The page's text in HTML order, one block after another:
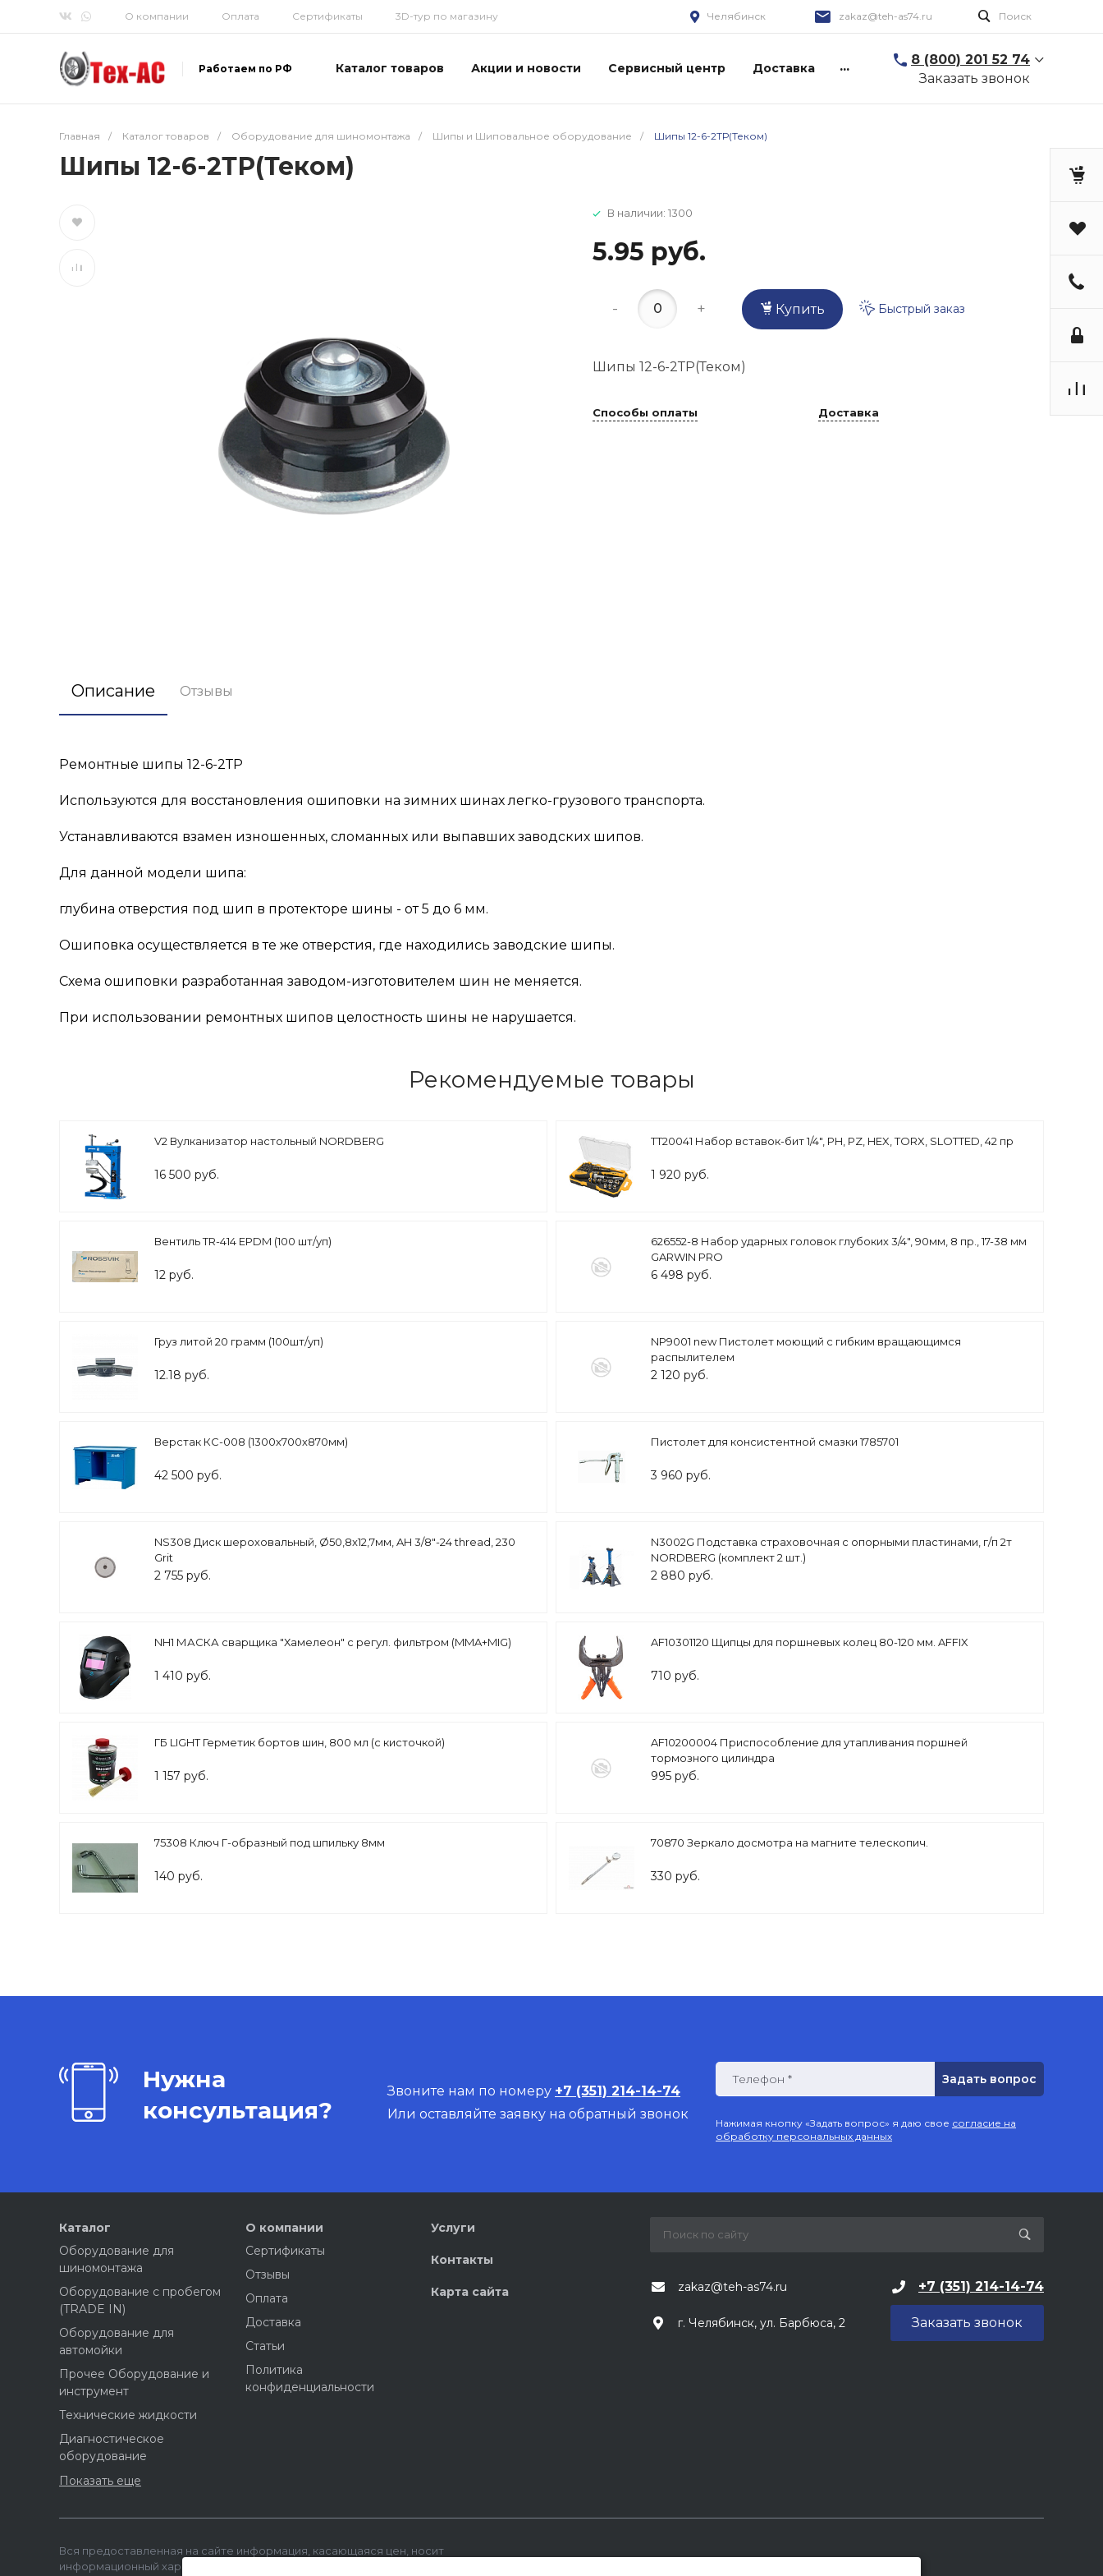
О компании Оплата Сертификаты 3D-тур по магазину Челябинск zakaz@teh-as74.ru Поиск
Работаем по РФ Каталог товаров Акции и новости Сервисный центр Доставка ...
8 (800) 201 52 74
Заказать звонок
Главная / Каталог товаров / Оборудование для шиномонтажа / Шипы и Шиповальное оборудование / Шипы 12-6-2ТР(Теком)
Шипы 12-6-2ТР(Теком)
В наличии: 1300
5.95 руб.
- + Купить Быстрый заказ
Шипы 12-6-2ТР(Теком)
Способы оплаты Доставка
Описание Отзывы
Ремонтные шипы 12-6-2ТР
Используются для восстановления ошиповки на зимних шинах легко-грузового транспорта.
Устанавливаются взамен изношенных, сломанных или выпавших заводских шипов.
Для данной модели шипа:
глубина отверстия под шип в протекторе шины - от 5 до 6 мм.
Ошиповка осуществляется в те же отверстия, где находились заводские шипы.
Схема ошиповки разработанная заводом-изготовителем шин не меняется.
При использовании ремонтных шипов целостность шины не нарушается.
Рекомендуемые товары
V2 Вулканизатор настольный NORDBERG
16 500 руб.
TT20041 Набор вставок-бит 1/4", PH, PZ, HEX, TORX, SLOTTED, 42 пр
1 920 руб.
Вентиль TR-414 EPDM (100 шт/уп)
12 руб.
626552-8 Набор ударных головок глубоких 3/4", 90мм, 8 пр., 17-38 мм
GARWIN PRO
6 498 руб.
Груз литой 20 грамм (100шт/уп)
12.18 руб.
NP9001 new Пистолет моющий с гибким вращающимся
распылителем
2 120 руб.
Верстак КС-008 (1300х700х870мм)
42 500 руб.
Пистолет для консистентной смазки 1785701
3 960 руб.
NS308 Диск шероховальный, Ø50,8x12,7мм, AH 3/8"-24 thread, 230
Grit
2 755 руб.
N3002G Подставка страховочная c опорными пластинами, г/п 2т
NORDBERG (комплект 2 шт.)
2 880 руб.
NH1 МАСКА сварщика "Хамелеон" с регул. фильтром (MMA+MIG)
1 410 руб.
AF10301120 Щипцы для поршневых колец 80-120 мм. AFFIX
710 руб.
ГБ LIGHT Герметик бортов шин, 800 мл (с кисточкой)
1 157 руб.
AF10200004 Приспособление для утапливания поршней
тормозного цилиндра
995 руб.
75308 Ключ Г-образный под шпильку 8мм
140 руб.
70870 Зеркало досмотра на магните телескопич.
330 руб.
Нужна
консультация?
Звоните нам по номеру +7 (351) 214-14-74
Или оставляйте заявку на обратный звонок
Телефон *
Нажимая кнопку «Задать вопрос» я даю свое согласие на
обработку персональных данных
Каталог
Оборудование для
шиномонтажа
Оборудование с пробегом
(TRADE IN)
Оборудование для
автомойки
Прочее Оборудование и
инструмент
Технические жидкости
Диагностическое
оборудование
Показать еще
О компании
Сертификаты
Отзывы
Оплата
Доставка
Статьи
Политика
конфиденциальности
Услуги
Контакты
Карта сайта zakaz@teh-as74.ru +7 (351) 214-14-74
г. Челябинск, ул. Барбюса, 2 Заказать звонок
Вся предоставленная на сайте информация, касающаяся цен, носит
информационный характер и не является публичной офертой,